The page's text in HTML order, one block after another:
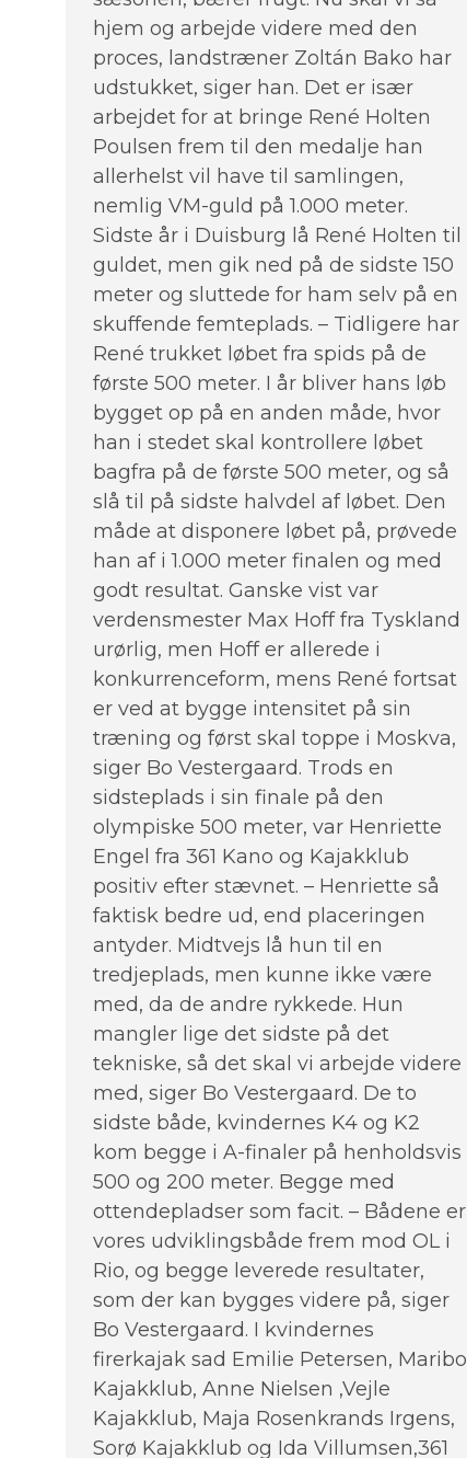
hjem og arbejde videre med den
proces, landstræner Zoltán Bako har
udstukket, siger han. Det er især
arbejdet for at bringe René Holten
Poulsen frem til den medalje han
allerhelst vil have til samlingen,
nemlig VM-guld på 1.000 meter.
Sidste år i Duisburg lå René Holten til
guldet, men gik ned på de sidste 150
meter og sluttede for ham selv på en
skuffende femteplads. – Tidligere har
René trukket løbet fra spids på de
første 500 meter. I år bliver hans løb
bygget op på en anden måde, hvor
han i stedet skal kontrollere løbet
bagfra på de første 500 meter, og så
slå til på sidste halvdel af løbet. Den
måde at disponere løbet på, prøvede
han af i 1.000 meter finalen og med
godt resultat. Ganske vist var
verdensmester Max Hoff fra Tyskland
urørlig, men Hoff er allerede i
konkurrenceform, mens René fortsat
er ved at bygge intensitet på sin
træning og først skal toppe i Moskva,
siger Bo Vestergaard. Trods en
sidsteplads i sin finale på den
olympiske 500 meter, var Henriette
Engel fra 361 Kano og Kajakklub
positiv efter stævnet. – Henriette så
faktisk bedre ud, end placeringen
antyder. Midtvejs lå hun til en
tredjeplads, men kunne ikke være
med, da de andre rykkede. Hun
mangler lige det sidste på det
tekniske, så det skal vi arbejde videre
med, siger Bo Vestergaard. De to
sidste både, kvindernes K4 og K2
kom begge i A-finaler på henholdsvis
500 og 200 meter. Begge med
ottendepladser som facit. – Bådene er
vores udviklingsbåde frem mod OL i
Rio, og begge leverede resultater,
som der kan bygges videre på, siger
Bo Vestergaard. I kvindernes
firerkajak sad Emilie Petersen, Maribo
Kajakklub, Anne Nielsen ,Vejle
Kajakklub, Maja Rosenkrands Irgens,
Sorø Kajakklub og Ida Villumsen,361